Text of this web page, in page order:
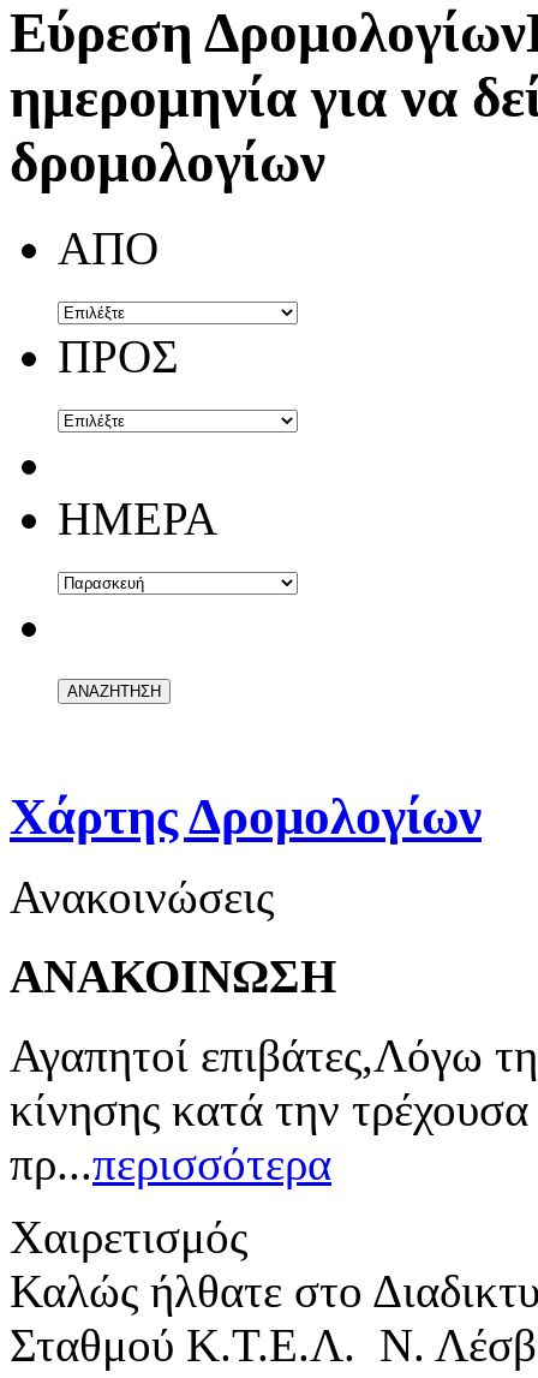
Εύρεση Δρομολογίων
ημερομηνία για να
δρομολογίων
ΑΠΟ
ΠΡΟΣ
ΗΜΕΡΑ
Χάρτης Δρομολογίων
Ανακοινώσεις
ΑΝΑΚΟΙΝΩΣΗ
Αγαπητοί επιβάτες,Λόγω
κίνησης κατά την
πρ...περισσότερα
Χαιρετισμός
Καλώς ήλθατε στο
Σταθμού Κ.Τ.Ε.Λ. Ν.